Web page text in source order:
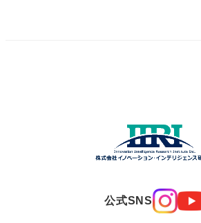
公式SNS